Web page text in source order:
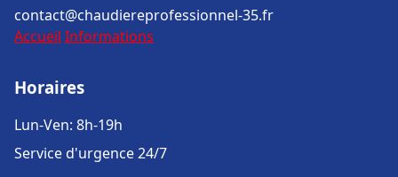
contact@chaudiereprofessionnel-35.fr
Accueil Informations
Horaires
Lun-Ven: 8h-19h
Service d'urgence 24/7